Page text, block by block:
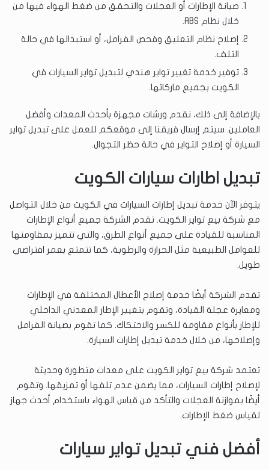
صيانة الإطارات أو العجلات والتحقق من ضغط الهواء فيها من
خلال نظام ABS.
إصلاح نظام التعليق وفحص الفرامل، أو استبدالها في حالة
التلف.
توفير خدمة تغيير تواير هندي لتبديل تواير السيارات في
الكويت بجميع ماركاتها.
بالإضافة إلى ذلك، نقدم ورشات مجهزة بأحدث المعدات وأفضل
العاملين. سيتم إرسال فريقنا إلى موقعكم للعمل على تبديل تواير
السيارة أو إصلاح التواير في حالة حظر التجوال.
تبديل اطارات سيارات الكويت
يتوفر الآن خدمة تبديل إطارات السيارات في الكويت من خلال التواصل
مع شركة بيع تواير الكويت. تقدم الشركة جميع أنواع الإطارات
المناسبة للقيادة على جميع أنواع الطرق، والتي تتميز بمقاومتها
للعوامل الطبيعية مثل الحرارة والرطوبة، كما تتمتع بعمر افتراضي
طويل.
تقدم الشركة أيضًا خدمة إصلاح الأعطال المختلفة في الإطارات
ومعايرة عجلة القيادة، وتقوم بتغيير الإطار المعدني الداخلي
للإطار بأنواع مقاومة للكسر والاحتكاك. كما تقوم بصيانة الفرامل
وإصلاحها، من خلال خدمة تبديل إطارات السيارة.
تعتمد شركة بيع تواير الكويت على معدات متطورة وحديثة
لإصلاح إطارات السيارات، مما يضمن عدم تلفها أو تمزيقها. وتقوم
أيضًا بموازنة العجلات والتأكد من قياس الهواء باستخدام أحدث جهاز
لقياس ضغط الإطارات.
أفضل فني تبديل تواير سيارات